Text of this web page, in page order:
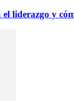
el liderazgo y